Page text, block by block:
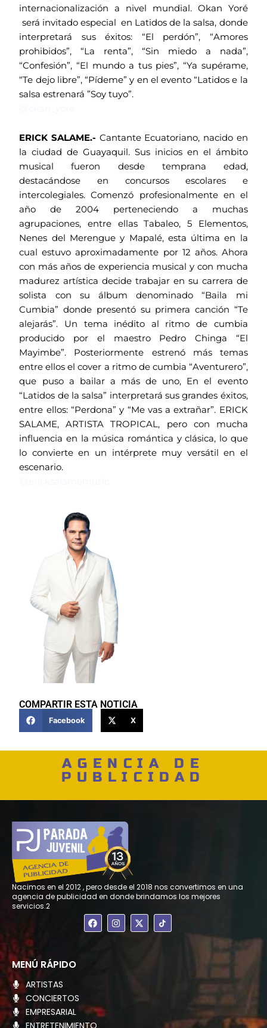
internacionalización a nivel mundial. Okan Yoré
será invitado especial en Latidos de la salsa, donde
interpretará sus éxitos: “El perdón”, “Amores
prohibidos”, “La renta”, “Sin miedo a nada”,
“Confesión”, “El mundo a tus pies”, “Ya supérame,
“Te dejo libre”, “Pídeme” y en el evento “Latidos e la
salsa estrenará ”Soy tuyo”.
ERICK SALAME.- Cantante Ecuatoriano, nacido en
la ciudad de Guayaquil. Sus inicios en el ámbito
musical fueron desde temprana edad,
destacándose en concursos escolares e
intercolegiales. Comenzó profesionalmente en el
año de 2004 perteneciendo a muchas
agrupaciones, entre ellas Tabaleo, 5 Elementos,
Nenes del Merengue y Mapalé, esta última en la
cual estuvo aproximadamente por 12 años. Ahora
con más años de experiencia musical y con mucha
madurez artística decide trabajar en su carrera de
solista con su álbum denominado “Baila mi
Cumbia” donde presentó su primera canción “Te
alejarás”. Un tema inédito al ritmo de cumbia
producido por el maestro Pedro Chinga “El
Mayimbe”. Posteriormente estrenó más temas
entre ellos el cover a ritmo de cumbia “Aventurero”,
que puso a bailar a más de uno, En el evento
“Latidos de la salsa” interpretará sus grandes éxitos,
entre ellos: “Perdona” y “Me vas a extrañar”. ERICK
SALAME, ARTISTA TROPICAL, pero con mucha
influencia en la música romántica y clásica, lo que
lo convierte en un intérprete muy versátil en el
escenario.
COMPARTIR ESTA NOTICIA
Facebook X
AGENCIA DE
PUBLICIDAD
Nacimos en el 2012 , pero desde el 2018 nos convertimos en una
agencia de publicidad en donde brindamos los mejores
servicios.2
F
a
c
I
n
s
X
-
t
MENÚ RÁPIDO
ARTISTAS
CONCIERTOS
EMPRESARIAL
ENTRETENIMIENTO